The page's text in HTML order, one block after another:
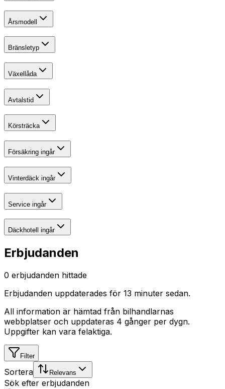
Årsmodell
Bränsletyp
Växellåda
Avtalstid
Körsträcka
Försäkring ingår
Vinterdäck ingår
Service ingår
Däckhotell ingår
Erbjudanden
0 erbjudanden hittade
Erbjudanden uppdaterades för 13 minuter sedan.
All information är hämtad från bilhandlarnas
webbplatser och uppdateras 4 gånger per dygn.
Uppgifter kan vara felaktiga.
Filter
Sortera Relevans
Sök efter erbjudanden